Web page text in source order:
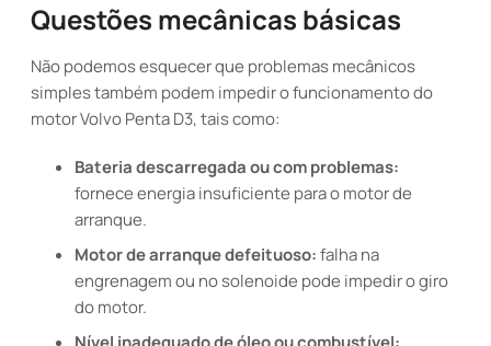
Questões mecânicas básicas
Não podemos esquecer que problemas mecânicos
simples também podem impedir o funcionamento do
motor Volvo Penta D3, tais como:
Bateria descarregada ou com problemas:
fornece energia insuficiente para o motor de
arranque.
Motor de arranque defeituoso:falha na
engrenagem ou no solenoide pode impedir o giro
do motor.